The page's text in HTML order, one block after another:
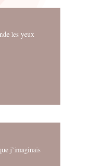
les yeux
j’imaginais